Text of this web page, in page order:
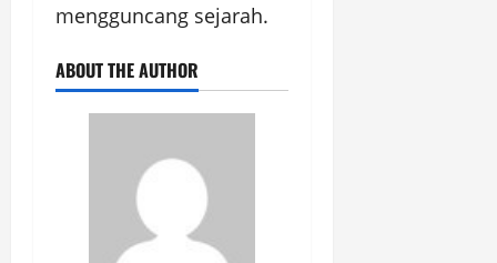
mengguncang sejarah.
ABOUT THE AUTHOR